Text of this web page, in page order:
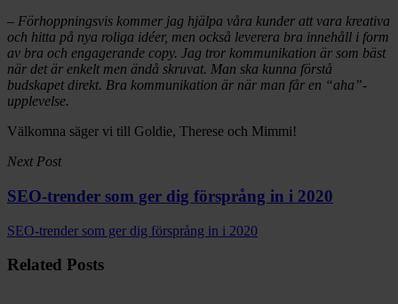
– Förhoppningsvis kommer jag hjälpa våra kunder att vara kreativa
och hitta på nya roliga idéer, men också leverera bra innehåll i form
av bra och engagerande copy. Jag tror kommunikation är som bäst
när det är enkelt men ändå skruvat. Man ska kunna förstå
budskapet direkt. Bra kommunikation är när man får en “aha”-
upplevelse.
Välkomna säger vi till Goldie, Therese och Mimmi!
Next Post
SEO-trender som ger dig försprång in i 2020
SEO-trender som ger dig försprång in i 2020
Related Posts